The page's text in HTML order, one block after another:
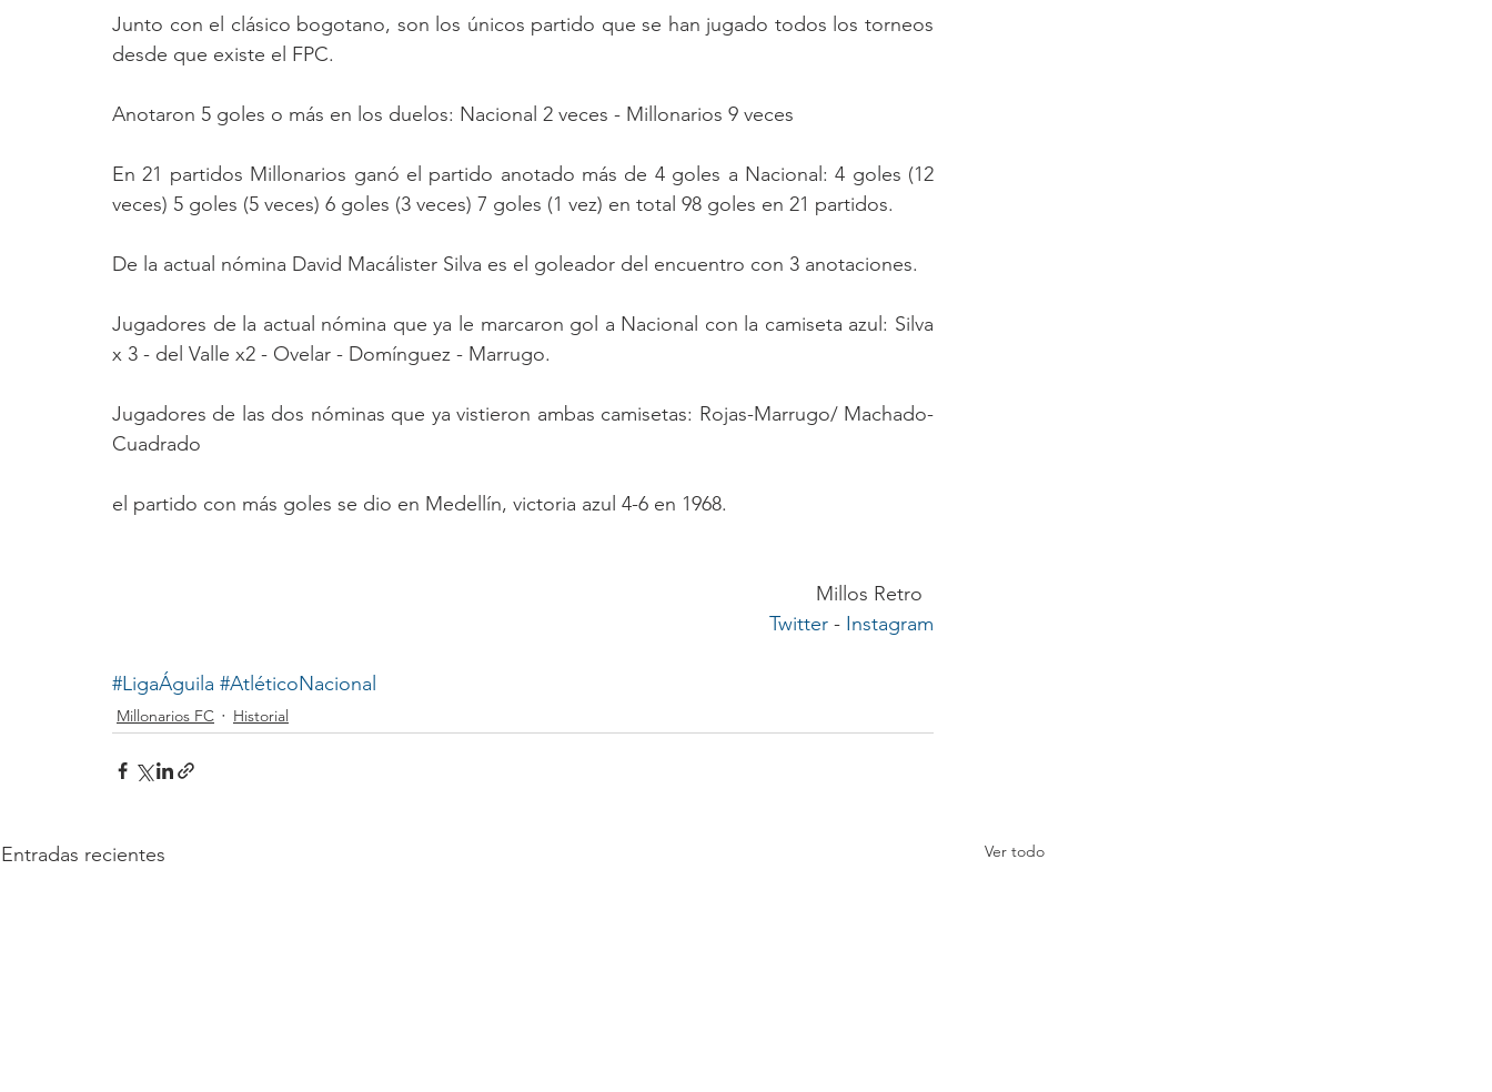
Junto con el clásico bogotano, son los únicos partido que se han jugado todos los torneos
desde que existe el FPC.
Anotaron 5 goles o más en los duelos: Nacional 2 veces - Millonarios 9 veces
En 21 partidos Millonarios ganó el partido anotado más de 4 goles a Nacional: 4 goles (12
veces) 5 goles (5 veces) 6 goles (3 veces) 7 goles (1 vez) en total 98 goles en 21 partidos.
De la actual nómina David Macálister Silva es el goleador del encuentro con 3 anotaciones.
Jugadores de la actual nómina que ya le marcaron gol a Nacional con la camiseta azul: Silva
x 3 - del Valle x2 - Ovelar - Domínguez - Marrugo.
Jugadores de las dos nóminas que ya vistieron ambas camisetas: Rojas-Marrugo/ Machado-
Cuadrado
el partido con más goles se dio en Medellín, victoria azul 4-6 en 1968.
Millos Retro
Twitter - Instagram
#LigaÁguila #AtléticoNacional
Millonarios FC Historial
Entradas recientes Ver todo